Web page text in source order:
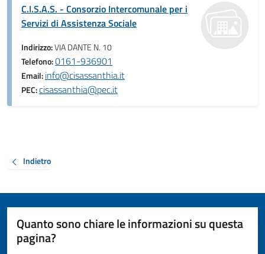
C.I.S.A.S. - Consorzio Intercomunale per i
Servizi di Assistenza Sociale
Indirizzo:VIA DANTE N. 10
Telefono:0161-936901
Email:info@cisassanthia.it
PEC:cisassanthia@pec.it
Indietro
Quanto sono chiare le informazioni su questa
pagina?